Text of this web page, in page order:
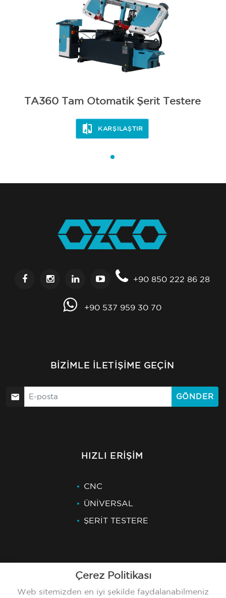
TA360 Tam Otomatik Şerit Testere
KARŞILAŞTIR
+90 850 222 86 28
+90 537 959 30 70
BIZIMLE İLETIŞIME GEÇIN
GÖNDER
HIZLI ERIŞIM
CNC
ÜNİVERSAL
ŞERİT TESTERE
SON HABERLER
Çerez Politikası
Web sitemizden en iyi şekilde faydalanabilmeniz